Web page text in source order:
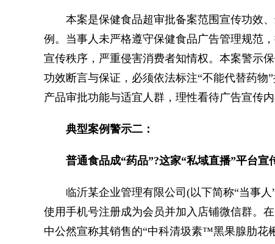
本案是保健食品超审批备案范围宣传功效、
例。当事人未严格遵守保健食品广告管理规范
宣传秩序，严重侵害消费者知情权。本案警示
功效断言与保证，必须依法标注“不能代替药
产品审批功能与适宜人群，理性看待广告宣传内
典型案例警示二：
普通食品成“药品”?这家“私域直播”平台宣
临沂某企业管理有限公司(以下简称“当事人
使用手机号注册成为会员并加入店铺微信群。
中公然宣称其销售的“中科清圾素™黑果腺肋花